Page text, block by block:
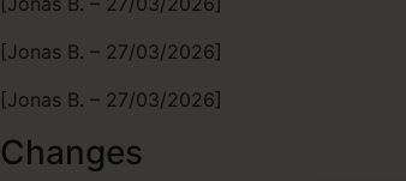
[Jonas B. – 27/03/2026]
[Jonas B. – 27/03/2026]
Changes